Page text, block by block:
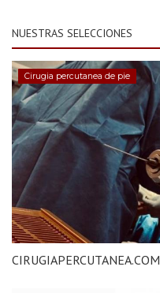
NUESTRAS SELECCIONES
Cirugia percutanea de pie
CIRUGIAPERCUTANEA.COM